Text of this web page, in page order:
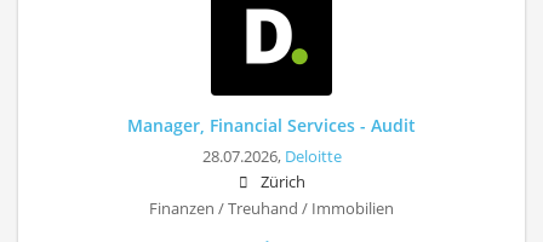
Manager, Financial Services - Audit
28.07.2026, Deloitte
Zürich
Finanzen / Treuhand / Immobilien